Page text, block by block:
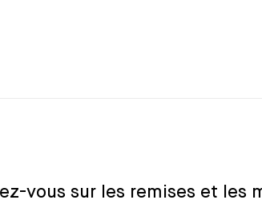
choisies sur la page du produit
Ce produit a
vous sur les remises et les